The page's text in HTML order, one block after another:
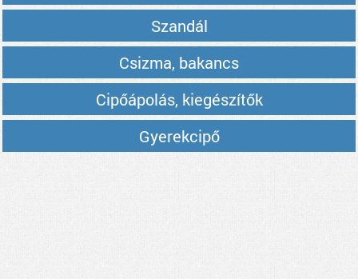
Szandál
Csizma, bakancs
Cipőápolás, kiegészítők
Gyerekcipő